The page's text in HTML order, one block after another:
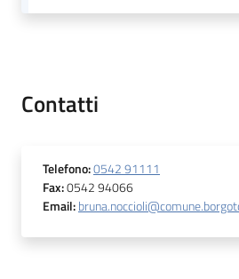
Contatti
Telefono:0542 91111
Fax:0542 94066
Email: